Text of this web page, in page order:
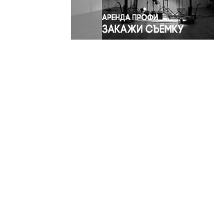
Экономика и бизнес